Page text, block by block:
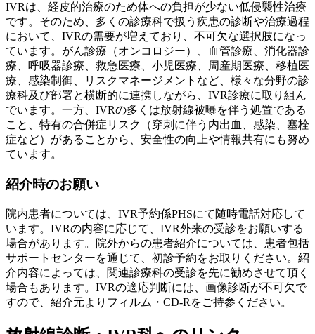
IVRは、経皮的治療のため体への負担が少ない低侵襲性治療
です。そのため、多くの診療科で扱う疾患の診断や治療過程
において、IVRの需要が増えており、不可欠な選択肢になっ
ています。がん診療（オンコロジー）、血管診療、消化器診
療、呼吸器診療、救急医療、小児医療、周産期医療、移植医
療、感染制御、リスクマネージメントなど、様々な分野の診
療科及び部署と横断的に連携しながら、IVR診療に取り組ん
でいます。一方、IVRの多くは放射線被曝を伴う処置である
こと、特有の合併症リスク（穿刺に伴う内出血、感染、塞栓
症など）があることから、安全性の向上や情報共有にも努め
ています。
紹介時のお願い
院内患者については、IVR予約係PHSにて随時電話対応して
います。IVRの内容に応じて、IVR外来の受診をお願いする
場合があります。院外からの患者紹介については、患者包括
サポートセンターを通じて、初診予約をお取りください。紹
介内容によっては、関連診療科の受診を先に勧めさせて頂く
場合もあります。IVRの適応判断には、画像診断が不可欠で
すので、紹介元よりフィルム・CD-Rをご持参ください。